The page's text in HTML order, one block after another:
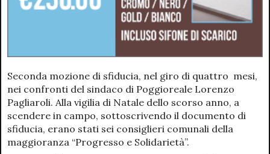
Seconda mozione di sfiducia, nel giro di quattro mesi,
nei confronti del sindaco di Poggioreale Lorenzo
Pagliaroli. Alla vigilia di Natale dello scorso anno, a
scendere in campo, sottoscrivendo il documento di
sfiducia, erano stati sei consiglieri comunali della
maggioranza “Progresso e Solidarietà”.